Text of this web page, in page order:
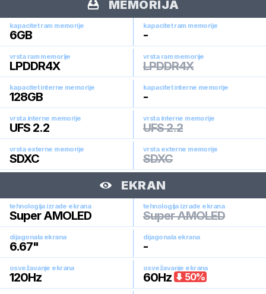
MEMORIJA
kapacitet ram memorije
6GB
kapacitet ram memorije
-
vrsta ram memorije
LPDDR4X
vrsta ram memorije
LPDDR4X
kapacitet interne memorije
128GB
kapacitet interne memorije
-
vrsta interne memorije
UFS 2.2
vrsta interne memorije
UFS 2.2
vrsta externe memorije
SDXC
vrsta externe memorije
SDXC
EKRAN
tehnologija izrade ekrana
Super AMOLED
tehnologija izrade ekrana
Super AMOLED
dijagonala ekrana
6.67"
dijagonala ekrana
-
osvežavanje ekrana
120Hz
osvežavanje ekrana
60Hz 50%